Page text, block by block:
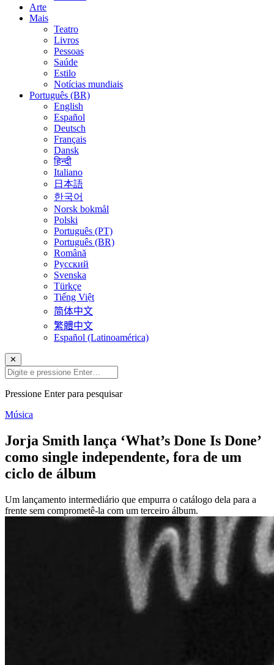
Arte
Mais
Teatro
Livros
Pessoas
Saúde
Estilo
Notícias mundiais
Português (BR)
English
Español
Deutsch
Français
Dansk
हिन्दी
Italiano
日本語
한국어
Norsk bokmål
Polski
Português (PT)
Português (BR)
Română
Русский
Svenska
Türkçe
Tiếng Việt
简体中文
繁體中文
Español (Latinoamérica)
✕
Pressione Enter para pesquisar
Música
Jorja Smith lança ‘What’s Done Is Done’
como single independente, fora de um
ciclo de álbum
Um lançamento intermediário que empurra o catálogo dela para a
frente sem comprometê-la com um terceiro álbum.